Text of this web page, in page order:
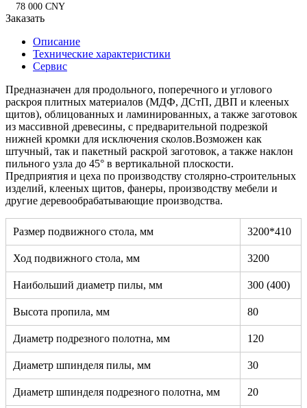
78 000 CNY
Заказать
Описание
Технические характеристики
Сервис
Предназначен для продольного, поперечного и углового
раскроя плитных материалов (МДФ, ДСтП, ДВП и клееных
щитов), облицованных и ламинированных, а также заготовок
из массивной древесины, с предварительной подрезкой
нижней кромки для исключения сколов.Возможен как
штучный, так и пакетный раскрой заготовок, а также наклон
пильного узла до 45° в вертикальной плоскости.
Предприятия и цеха по производству столярно-строительных
изделий, клееных щитов, фанеры, производству мебели и
другие деревообрабатывающие производства.
Размер подвижного стола, мм 3200*410
Ход подвижного стола, мм 3200
Наибольший диаметр пилы, мм 300 (400)
Высота пропила, мм 80
Диаметр подрезного полотна, мм 120
Диаметр шпинделя пилы, мм 30
Диаметр шпинделя подрезного полотна, мм 20